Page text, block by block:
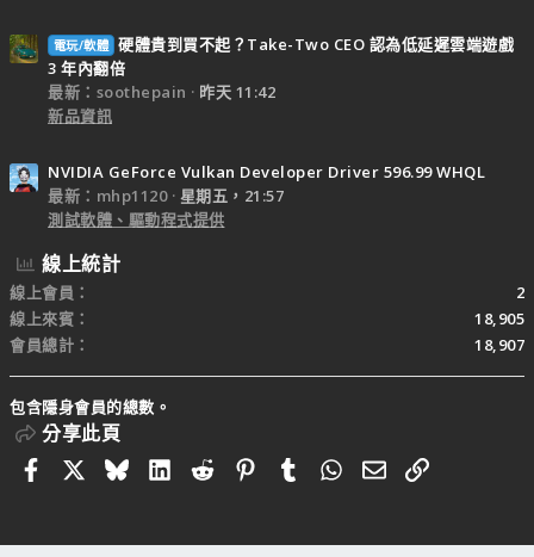
電玩/軟體 硬體貴到買不起？Take-Two CEO 認為低延遲雲端遊戲
3 年內翻倍
最新：soothepain
昨天 11:42
新品資訊
NVIDIA GeForce Vulkan Developer Driver 596.99 WHQL
最新：mhp1120
星期五，21:57
測試軟體、驅動程式提供
線上統計
線上會員
2
線上來賓
18,905
會員總計
18,907
包含隱身會員的總數。
分享此頁
FacebookBlueskyLinkedIn
RedditPinterestTumblrWhatsApp
電子郵件
連結